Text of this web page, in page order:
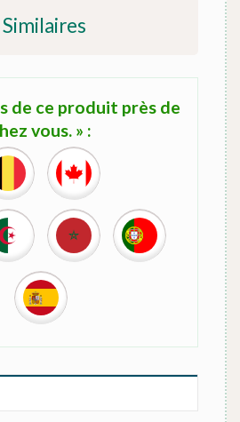
de ce produit près de
vous. » :